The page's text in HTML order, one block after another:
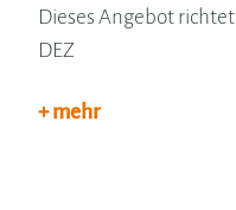
Dieses Angebot
DEZ
+ mehr